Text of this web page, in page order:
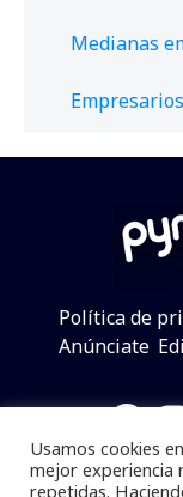
Medianas
Empresarios
Política de
Anúnciate
Usamos cookies
mejor experiencia
repetidas.